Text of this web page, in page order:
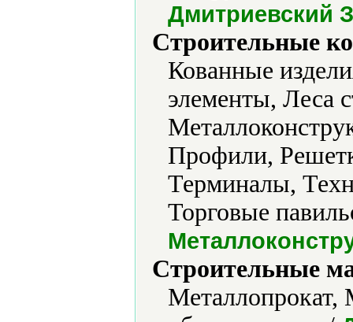
Дмитриевский
Строительные
Кованные
элементы, Леса
Профили,
Терминалы,
Торговые
Строительные
Металлопрокат,